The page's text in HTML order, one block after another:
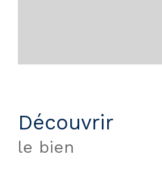
découvrir
le bien